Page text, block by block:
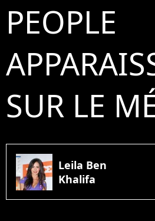
PEOPLE
SUR LE
Leila Ben
Khalifa